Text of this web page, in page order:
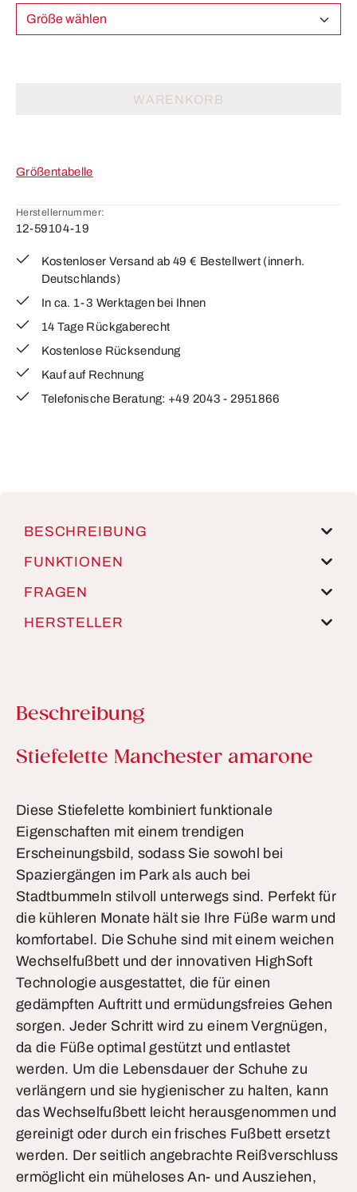
Größe wählen
WARENKORB
Größentabelle
Herstellernummer:
12-59104-19
Kostenloser Versand ab 49 € Bestellwert (innerh.
Deutschlands)
In ca. 1-3 Werktagen bei Ihnen
14 Tage Rückgaberecht
Kostenlose Rücksendung
Kauf auf Rechnung
Telefonische Beratung: +49 2043 - 2951866
BESCHREIBUNG
FUNKTIONEN
FRAGEN
HERSTELLER
Beschreibung
Produktinformationen
Stiefelette Manchester amarone
Diese Stiefelette kombiniert funktionale
Eigenschaften mit einem trendigen
Erscheinungsbild, sodass Sie sowohl bei
Spaziergängen im Park als auch bei
Stadtbummeln stilvoll unterwegs sind. Perfekt für
die kühleren Monate hält sie Ihre Füße warm und
komfortabel. Die Schuhe sind mit einem weichen
Wechselfußbett und der innovativen HighSoft
Technologie ausgestattet, die für einen
gedämpften Auftritt und ermüdungsfreies Gehen
sorgen. Jeder Schritt wird zu einem Vergnügen,
da die Füße optimal gestützt und entlastet
werden. Um die Lebensdauer der Schuhe zu
verlängern und sie hygienischer zu halten, kann
das Wechselfußbett leicht herausgenommen und
gereinigt oder durch ein frisches Fußbett ersetzt
werden. Der seitlich angebrachte Reißverschluss
ermöglicht ein müheloses An- und Ausziehen,